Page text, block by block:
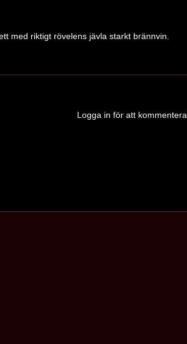
med riktigt rövelens jävla starkt brännvin.
Logga in för att kommentera